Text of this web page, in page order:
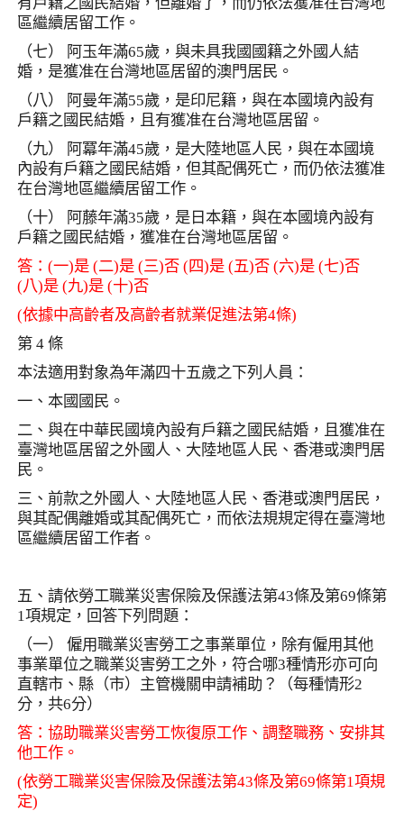
區繼續居留工作。
（七） 阿玉年滿65歲，與未具我國國籍之外國人結
婚，是獲准在台灣地區居留的澳門居民。
（八） 阿曼年滿55歲，是印尼籍，與在本國境內設有
戶籍之國民結婚，且有獲准在台灣地區居留。
（九） 阿冪年滿45歲，是大陸地區人民，與在本國境
內設有戶籍之國民結婚，但其配偶死亡，而仍依法獲准
在台灣地區繼續居留工作。
（十） 阿藤年滿35歲，是日本籍，與在本國境內設有
戶籍之國民結婚，獲准在台灣地區居留。
答： (一)是 (二)是 (三)否 (四)是 (五)否 (六)是 (七)否
(八)是 (九)是 (十)否
(依據中高齡者及高齡者就業促進法第4條)
第4 條
本法適用對象為年滿四十五歲之下列人員：
一、本國國民。
二、與在中華民國境內設有戶籍之國民結婚，且獲准在
臺灣地區居留之外國人、大陸地區人民、香港或澳門居
民。
三、前款之外國人、大陸地區人民、香港或澳門居民，
與其配偶離婚或其配偶死亡，而依法規規定得在臺灣地
區繼續居留工作者。
五、請依勞工職業災害保險及保護法第43條及第69條第
1項規定，回答下列問題：
（一） 僱用職業災害勞工之事業單位，除有僱用其他
事業單位之職業災害勞工之外，符合哪3種情形亦可向
直轄市、縣（市）主管機關申請補助？（每種情形2
分，共6分）
答：協助職業災害勞工恢復原工作、調整職務、安排其
他工作。
(依勞工職業災害保險及保護法第43條及第69條第1項規
定)